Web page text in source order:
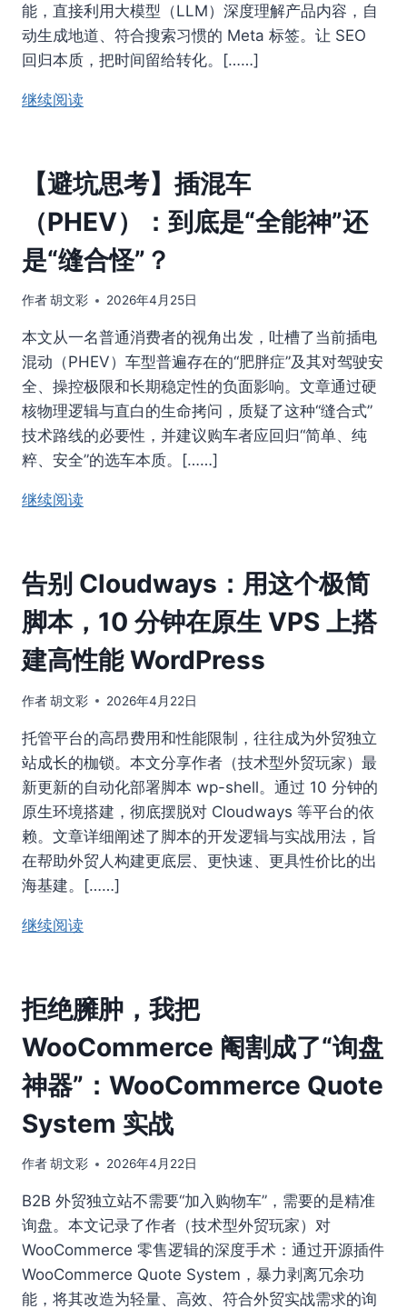
能，直接利用大模型（LLM）深度理解产品内容，自
动生成地道、符合搜索习惯的 Meta 标签。让 SEO
回归本质，把时间留给转化。[……]
继续阅读
【避坑思考】插混车
（PHEV）：到底是“全能神”还
是“缝合怪”？
作者胡文彩 2026年4月25日
本文从一名普通消费者的视角出发，吐槽了当前插电
混动（PHEV）车型普遍存在的“肥胖症”及其对驾驶安
全、操控极限和长期稳定性的负面影响。文章通过硬
核物理逻辑与直白的生命拷问，质疑了这种“缝合式”
技术路线的必要性，并建议购车者应回归“简单、纯
粹、安全”的选车本质。[……]
继续阅读
告别 Cloudways：用这个极简
脚本，10 分钟在原生 VPS 上搭
建高性能 WordPress
作者胡文彩 2026年4月22日
托管平台的高昂费用和性能限制，往往成为外贸独立
站成长的枷锁。本文分享作者（技术型外贸玩家）最
新更新的自动化部署脚本 wp-shell。通过 10 分钟的
原生环境搭建，彻底摆脱对 Cloudways 等平台的依
赖。文章详细阐述了脚本的开发逻辑与实战用法，旨
在帮助外贸人构建更底层、更快速、更具性价比的出
海基建。[……]
继续阅读
拒绝臃肿，我把
WooCommerce 阉割成了“询盘
神器”：WooCommerce Quote
System 实战
作者胡文彩 2026年4月22日
B2B 外贸独立站不需要“加入购物车”，需要的是精准
询盘。本文记录了作者（技术型外贸玩家）对
WooCommerce 零售逻辑的深度手术：通过开源插件
WooCommerce Quote System，暴力剥离冗余功
能，将其改造为轻量、高效、符合外贸实战需求的询